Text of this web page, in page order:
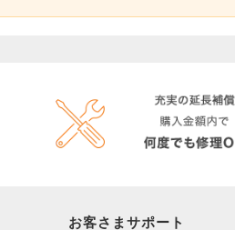
お客さまサポート